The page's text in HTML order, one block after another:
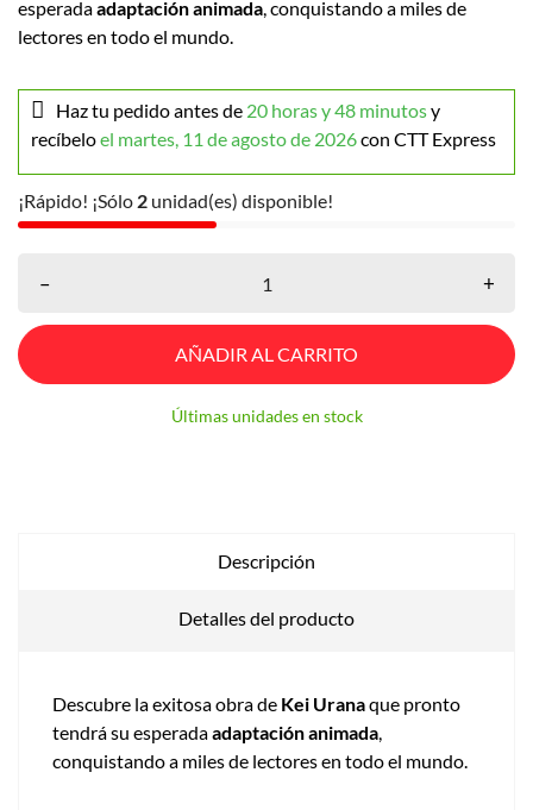
esperadaadaptación animada, conquistando a miles de
lectores en todo el mundo.
Haz tu pedido antes de 20 horas y 48 minutosy
recíbeloel martes, 11 de agosto de 2026con CTT Express
¡Rápido! ¡Sólo 2 unidad(es) disponible!
– +
AÑADIR AL CARRITO
Últimas unidades en stock
Descripción
Detalles del producto
Descubre la exitosa obra de Kei Uranaque pronto
tendrá su esperadaadaptación animada,
conquistando a miles de lectores en todo el mundo.